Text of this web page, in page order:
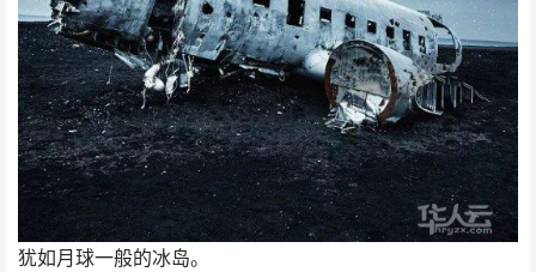
犹如月球一般的冰岛。